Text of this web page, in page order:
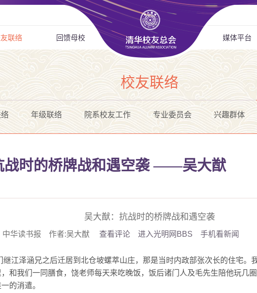
联络 回馈母校 媒体平台
校友联络
年级联络 院系校友工作 专业委员会 兴趣群体
战时的桥牌战和遇空袭 ——吴大猷
吴大猷：抗战时的桥牌战和遇空袭
中华读书报 作者:吴大猷 查看评论 进入光明网BBS 手机看新闻
泽涵兄之后迁居到北仓坡螺萃山庄，那是当时内政部张次长的住宅。
和我们一同膳食，饶老师每天来吃晚饭，饭后诸门人及毛先生陪他玩几
的消遣。